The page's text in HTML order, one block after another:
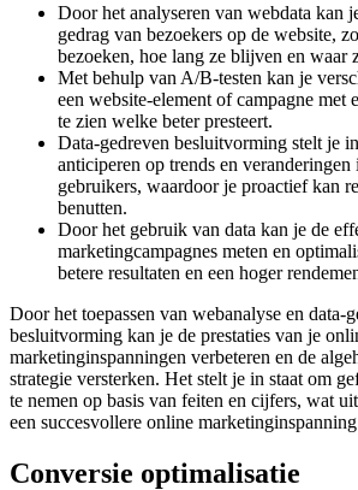
Door het analyseren van webdata kan
gedrag van bezoekers op de website,
bezoeken, hoe lang ze blijven en waar
Met behulp van A/B-testen kan je
een website-element of campagne met
te zien welke beter presteert.
Data-gedreven besluitvorming stelt je
anticiperen op trends en veranderingen
gebruikers, waardoor je proactief kan
benutten.
Door het gebruik van data kan je de
marketingcampagnes meten en
betere resultaten en een hoger
Door het toepassen van webanalyse en data-
besluitvorming kan je de prestaties van je
marketinginspanningen verbeteren en de
strategie versterken. Het stelt je in staat om
te nemen op basis van feiten en cijfers, wat
een succesvollere online
Conversie optimalisatie